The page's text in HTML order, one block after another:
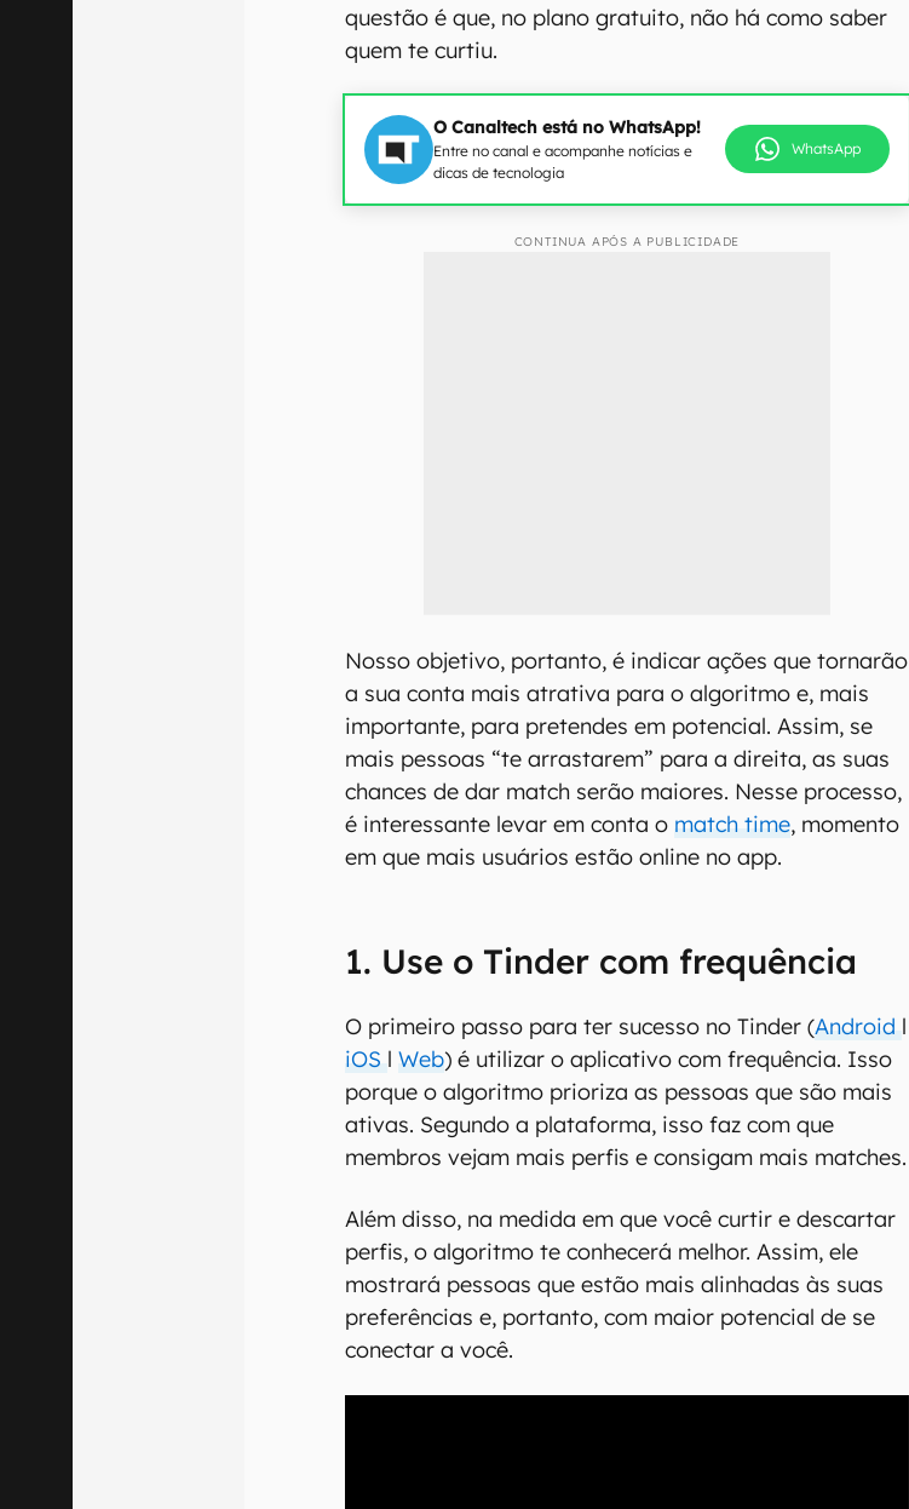
questão é que, no plano gratuito, não há como saber
quem te curtiu.
O Canaltech está no WhatsApp!
Entre no canal e acompanhe notícias e
dicas de tecnologia
WhatsApp
CONTINUA APÓS A PUBLICIDADE
Nosso objetivo, portanto, é indicar ações que tornarão
a sua conta mais atrativa para o algoritmo e, mais
importante, para pretendes em potencial. Assim, se
mais pessoas “te arrastarem” para a direita, as suas
chances de dar match serão maiores. Nesse processo,
é interessante levar em conta o match time, momento
em que mais usuários estão online no app.
1. Use o Tinder com frequência
O primeiro passo para ter sucesso no Tinder (Android l
iOS lWeb) é utilizar o aplicativo com frequência. Isso
porque o algoritmo prioriza as pessoas que são mais
ativas. Segundo a plataforma, isso faz com que
membros vejam mais perfis e consigam mais matches.
Além disso, na medida em que você curtir e descartar
perfis, o algoritmo te conhecerá melhor. Assim, ele
mostrará pessoas que estão mais alinhadas às suas
preferências e, portanto, com maior potencial de se
conectar a você.